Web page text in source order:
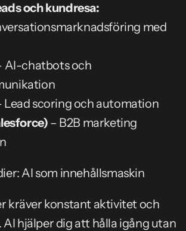
och kundresa:
med
AI-chatbots och
Lead scoring och automation
– B2B marketing
AI som innehållsmaskin
kräver konstant aktivitet och
hjälper dig att hålla igång utan